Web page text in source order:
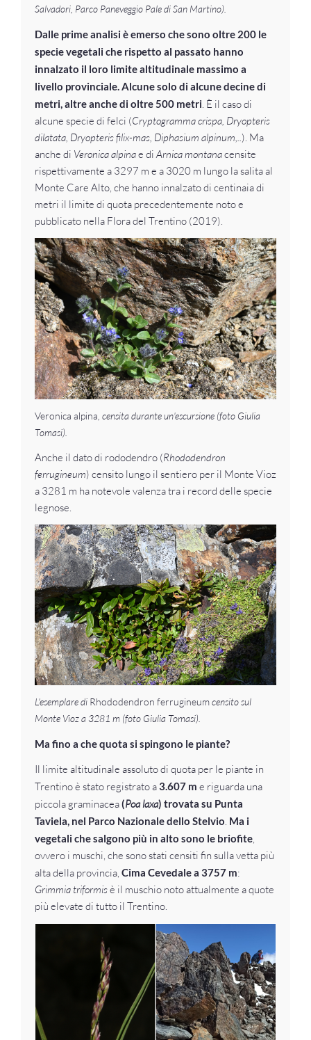
Salvadori, Parco Paneveggio Pale di San Martino).
Dalle prime analisi è emerso che sono oltre 200 le
specie vegetali che rispetto al passato hanno
innalzato il loro limite altitudinale massimo a
livello provinciale. Alcune solo di alcune decine di
metri, altre anche di oltre 500 metri. È il caso di
alcune specie di felci (Cryptogramma crispa, Dryopteris
dilatata, Dryopteris filix-mas, Diphasium alpinum,..). Ma
anche di Veronica alpinae diArnica montanacensite
rispettivamente a 3297 m e a 3020 m lungo la salita al
Monte Care Alto, che hanno innalzato di centinaia di
metri il limite di quota precedentemente noto e
pubblicato nella Flora del Trentino (2019).
Veronica alpina , censita durante un'escursione (foto Giulia
Tomasi).
Anche il dato di rododendro (Rhododendron
ferrugineum) censito lungo il sentiero per il Monte Vioz
a 3281 m ha notevole valenza tra i record delle specie
legnose.
L'esemplare di Rhododendron ferrugineumcensito sul
Monte Vioz a 3281 m (foto Giulia Tomasi).
Ma fino a che quota si spingono le piante?
Il limite altitudinale assoluto di quota per le piante in
Trentino è stato registrato a3.607 m e riguarda una
piccola graminacea(Poa laxa) trovata su Punta
Taviela, nel Parco Nazionale dello Stelvio. Ma i
vegetali che salgono più in alto sono le briofite,
ovvero i muschi, che sono stati censiti fin sulla vetta più
alta della provincia, Cima Cevedale a 3757 m:
Grimmia triformisè il muschio noto attualmente a quote
più elevate di tutto il Trentino.